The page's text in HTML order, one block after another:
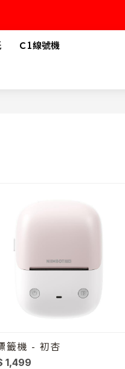
Ｃ1線號機
籤機 - 初杏
1,499